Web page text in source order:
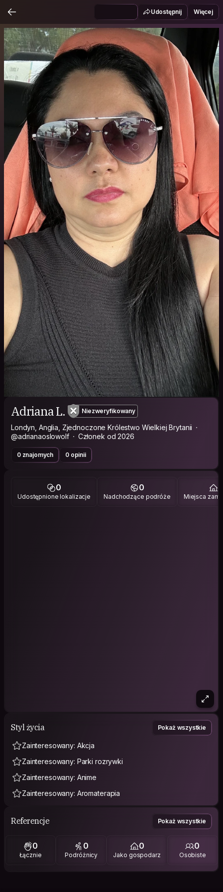
Udostępnij Więcej
Adriana L. Niezweryfikowany
Londyn, Anglia, Zjednoczone Królestwo Wielkiej Brytanii
@adrianaoslowolf
Członek od 2026
0 znajomych 0 opinii
0
Udostępnione lokalizacje
0
Nadchodzące podróże Miejsca
Styl życia Pokaż wszystkie
Zainteresowany: Akcja
Zainteresowany: Parki rozrywki
Zainteresowany: Anime
Zainteresowany: Aromaterapia
Referencje Pokaż wszystkie
0
Łącznie
0
Podróżnicy
0
Jako gospodarz
0
Osobiste